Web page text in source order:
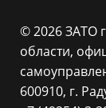
© 2026 ЗАТО
области,
600910, г.